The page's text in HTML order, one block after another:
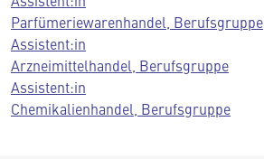
Parfümeriewarenhandel, Berufsgruppe
Assistent:in
Arzneimittelhandel, Berufsgruppe
Assistent:in
Chemikalienhandel, Berufsgruppe